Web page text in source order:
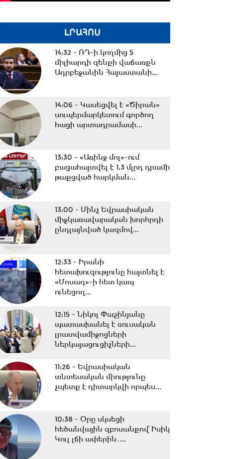
ԼՐԱՀՈՍ
14:32 - ՌԴ-ի կողմից 5
միլիարդի զենքի վաճառքն
Ադրբեջանին Հայաստանի...
14:06 - Կասեցվել է «Ծիրան»
սուպերմարկետում գործող
հացի արտադրամասի...
13:30 - «Առինջ մոլ»-ում
բացահայտվել է 1,3 մլրդ դրամի
թաքցված հարկման...
13:00 - Մինչ Եվրասիական
միջկառավարական խորհրդի
ընդլայնված կազմով...
12:33 - Իրանի
հետախուզությունը հայտնել է
«Մոսադ»-ի հետ կապ
ունեցող...
12:15 -Նիկոլ Փաշինյանը
պատասխանել է ռուսական
լրատվամիջոցների
ներկայացուցիչների...
11:26 - Եվրասիական
տնտեսական միությունը
չպետք է դիտարկվի որպես...
10:38 - Օրը սկսեցի
հեծանվային զբոսանքով՝ Իսիկ
Կուլ լճի ափերին․...